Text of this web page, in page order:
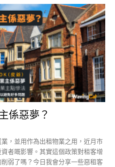
係惡夢？
，並用作為出租物業之用，近月市
者嘅影響。其實這個政策對租客增
弱了嗎？今日我會分享一些惡租客